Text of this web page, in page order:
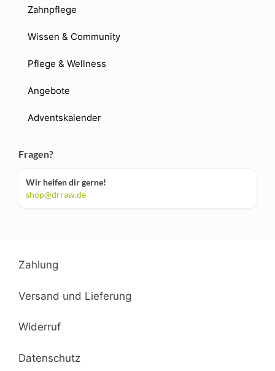
Zahnpflege
Wissen & Community
Pflege & Wellness
Angebote
Adventskalender
Fragen?
Wir helfen dir gerne!
shop@drraw.de
Zahlung
Versand und Lieferung
Widerruf
Datenschutz